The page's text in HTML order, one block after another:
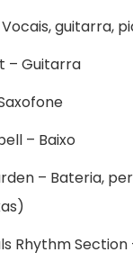
guitarra,
– Guitarra
– Baixo
– Bateria,
Rhythm Section